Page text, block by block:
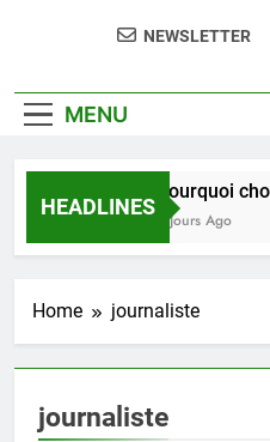
NEWSLETTER
MENU
HEADLINES
Pourquoi
5 Jours Ago
Home journaliste
journaliste